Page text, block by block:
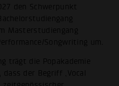
den Schwerpunkt
Masterstudiengang
Songwriting um.
trägt die Popakademie
der Begriff ‚Vocal